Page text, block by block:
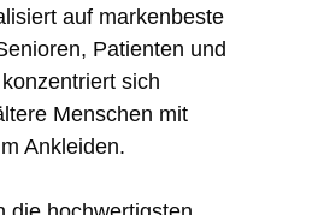
auf markenbeste
Patienten und
sich
Menschen mit
Ankleiden.